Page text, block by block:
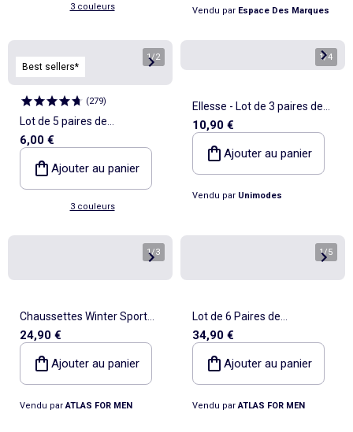
3 couleurs Vendu par Espace Des Marques
Best sellers*
1/2
(279)
Lot de 5 paires de
chaussettes hautes en
maille
6,00 €
Ajouter au panier
3 couleurs
1/4
Ellesse - Lot de 3 paires de
chaussettes
10,90 €
Ajouter au panier
Vendu par Unimodes
1/3
Chaussettes Winter Sport
Thermolite® - ATLAS FOR
MEN
24,90 €
Ajouter au panier
Vendu par ATLAS FOR MEN
1/5
Lot de 6 Paires de
Socquettes Sport - ATLAS
FOR MEN
34,90 €
Ajouter au panier
Vendu par ATLAS FOR MEN